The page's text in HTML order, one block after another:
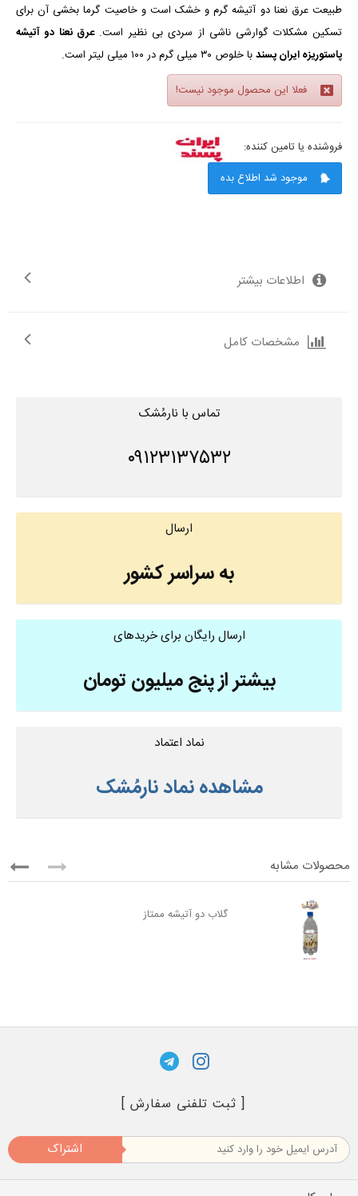
طبیعت عرق نعنا دو آتیشه گرم و خشک است و خاصیت گرما بخشی آن برای
تسکین مشکلات گوارشی ناشی از سردی بی نظیر است. عرق نعنا دو آتیشه
پاستوریزه ایران پسندبا خلوص ۳۰ میلی گرم در ۰۰
میلی لیتر است.
فعلا این محصول موجود نیست!
فروشنده یا تامین کننده:
موجود شد اطلاع بده
اطلاعات بیشتر
مشخصات کامل
تماس با نارمُشک
۰۹۱۲۳۱۳۷۵۳۲
ارسال
به سراسر کشور
ارسال رایگان برای خریدهای
بیشتر از پنج میلیون تومان
نماد اعتماد
مشاهده نماد نارمُشک
محصولات مشابه
گلاب دو آتیشه ممتاز
[ ثبت تلفنی سفارش ]
اشتراک